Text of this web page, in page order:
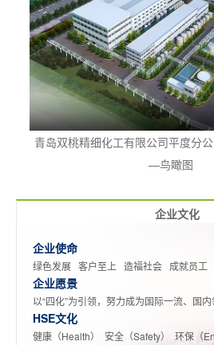
青岛双桃精细化工有限公司平度分
—鸟瞰图
企业文化
企业使命
绿色发展 客户至上 造福社会 成就员工
企业愿景
以“四化”为引领，努力成为国际一流、国
HSE文化
健康（Health） 安全（Safety） 环保（